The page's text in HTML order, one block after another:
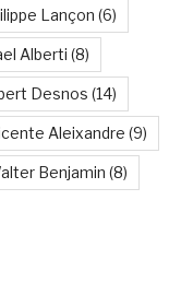
Lançon (6)
Alberti (8)
Desnos (14)
Aleixandre (9)
Benjamin (8)